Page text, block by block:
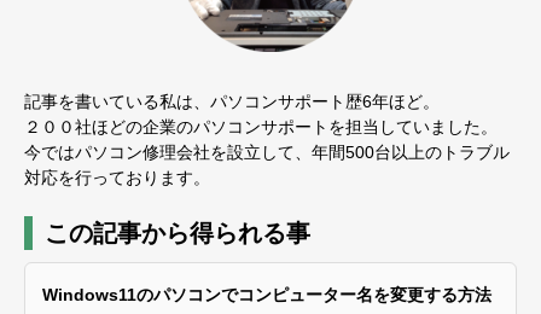
記事を書いている私は、パソコンサポート歴6年ほど。
２００社ほどの企業のパソコンサポートを担当していました。
今ではパソコン修理会社を設立して、年間500台以上のトラブル
対応を行っております。
この記事から得られる事
Windows11のパソコンでコンピューター名を変更する方法